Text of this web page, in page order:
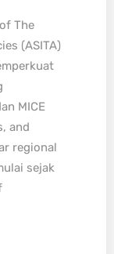
The
(ASITA)
MICE
and
regional
sejak